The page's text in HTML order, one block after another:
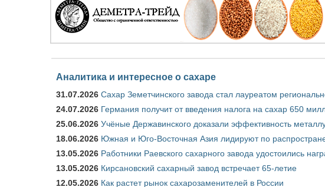
Аналитика и интересное о сахаре
31.07.2026 Сахар Земетчинского завода стал лауреатом
24.07.2026 Германия получит от введения налога на сахар 650
25.06.2026 Учёные Державинского доказали эффективность
18.06.2026 Южная и Юго-Восточная Азия лидируют по
13.05.2026 Работники Раевского сахарного завода удостоились
13.05.2026 Кирсановский сахарный завод встречает 65-летие
12.05.2026 Как растет рынок сахарозаменителей в России